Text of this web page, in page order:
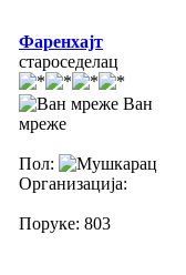
Фаренхајт
староседелац
Ван
мреже
Пол:
Организација:
Поруке: 803